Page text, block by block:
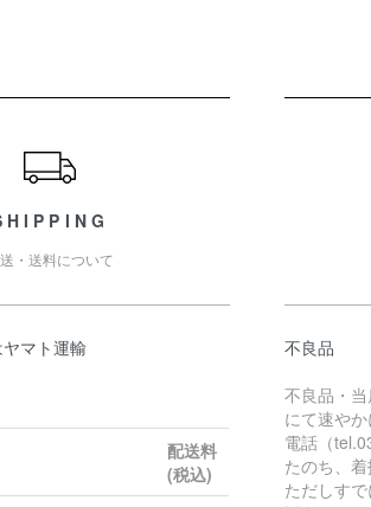
・送料について
マト運輸
配送料
(税込)
不良品
不良品・
にて速や
電話（
たのち、
ただしす